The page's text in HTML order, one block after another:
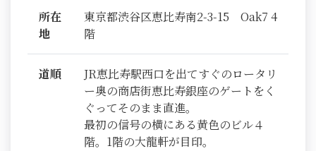
所在
地
東京都渋谷区恵比寿南2-3-15 Oak7 4
階
道順
JR恵比寿駅西口を出てすぐのロータリ
ー奥の商店街恵比寿銀座のゲートをく
ぐってそのまま直進。
最初の信号の横にある黄色のビル４
階。1階の大龍軒が目印。